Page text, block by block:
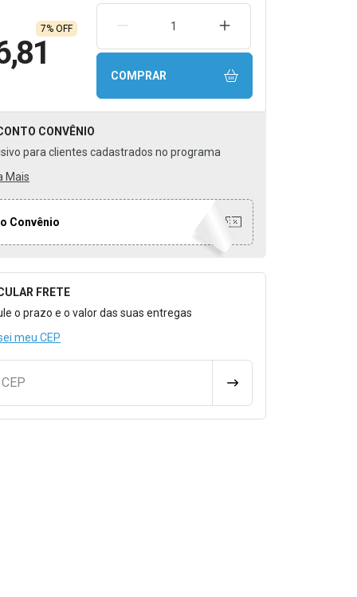
7% OFF REMOVER UMA UNIDADEAUMENTAR UMA
COMPRAR
CONVÊNIO
para clientes cadastrados no programa
Mais
Convênio
para Calcular o Frete
FRETE
o prazo e o valor das suas entregas
meu CEP
CALCULAR FRETE